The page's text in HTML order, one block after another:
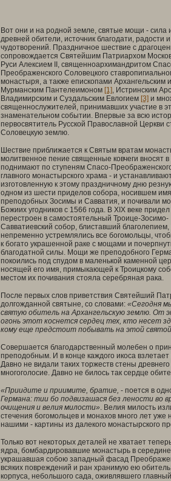
Вот они и на родной земле, святые мощи - сила
древней обители, источник благодати, радости и
чудотворений. Праздничное шествие с
сопровождается Святейшим Патриархом
Руси Алексием
, священноархимандритом
Преображенского Соловецкого
монастыря, а также епископами Архангельским и
Мурманским Пантелеимоном [1], Истринским
Владимирским и Суздальским Евлогием [3] и
священнослужителей, принимавших участие в
знаменательном событии. Впервые за всю
первосвятитель Русской Православной Церкви
Соловецкую землю.
Шествие приближается к Святым вратам
молитвенное пение священные ковчеги вносят
поднимают по ступеням Спасо-
главного монастырского храма - и
изготовленную к этому праздничному дню
одном из шести приделов собора, носившем имя
преподобных Зосимы и Савватия, и почивали
Божиих угодников с 1566 года. В XIXвеке
перестроен в самостоятельный Троице-Зосимо-
Савватиевский собор, блиставший благолепием,
непременно устремлялись все богомольцы,
к богато украшенной раке с мощами и
благодатной силы. Мощи же преподобного
покоились под спудом в маленькой каменной
носящей его имя, примыкающей к Троицкому
местом их почивания стояла серебряная рака.
После первых слов приветствия Святейший
долгожданной святыне, со словами: «Сегодня
святую обитель на Архангельскую землю. От
огонь этот коснется сердец тех, кто несет
кому еще предстоит побывать на этой
Совершается благодарственный молебен о
преподобным. И в конце каждого икоса
Давно не видали таких торжеств стены
многоголосие. Давно не билось так сердце
«Приидите и приимите, братие, - поется в
Германа: тии бо подвизашася без лености
очищения и велия милости». Велия милость
стечения богомольцев и монахов много лет
нашими - картины из далекого монастырского
Только вот некоторых деталей не хватает
ядра, бомбардировавшие монастырь в середине
украшавшая собою западный фасад
всяких повреждений и ран хранимую ею
корпуса, небольшого сада, оживлявшего